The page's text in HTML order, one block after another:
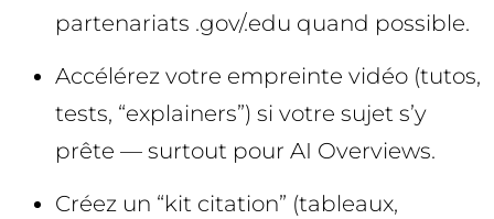
partenariats .gov/.edu quand possible.
Accélérez votre empreinte vidéo (tutos,
tests, “explainers”) si votre sujet s’y
prête — surtout pour AI Overviews.
Créez un “kit citation” (tableaux,